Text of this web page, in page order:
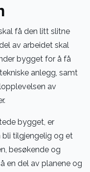
få den litt slitne
av arbeidet skal
bygget for å få
anlegg, samt
av
bygget, er
bli tilgjengelig og et
besøkende og
en del av planene og